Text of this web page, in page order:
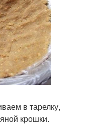
в тарелку,
крошки.